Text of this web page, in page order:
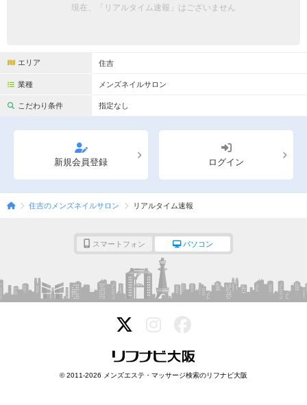
完全個室
ペアルームあり シャワー室完備
フットバスあり
専用駐車場あり 有資格者在籍
日本人スタッフのみ 女性スタッフのみ
Ｗセラピスト
こだわり条件を変更
現在、「リアルタイム速報」はございません
エリア 住吉
業種 メンズネイルサロン
こだわり条件 指定なし
新規会員登録 ログイン
住吉のメンズネイルサロン リアルタイム速報
スマートフォン パソコン
© 2011-2026 メンズエステ・マッサージ検索のリフナビ大阪